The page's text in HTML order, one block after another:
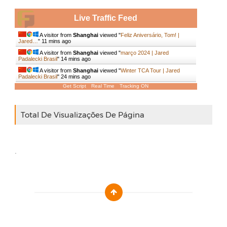
Live Traffic Feed
A visitor from Shanghaiviewed "Feliz Aniversário, Tom! |
Jared… " 11 mins ago
A visitor from Shanghaiviewed "março 2024 | Jared
Padalecki Brasil" 14 mins ago
A visitor from Shanghaiviewed "Winter TCA Tour | Jared
Padalecki Brasil" 24 mins ago
Get Script Real Time Tracking ON
Total De Visualizações De Página